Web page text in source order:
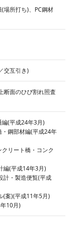
場所打ち)、PC鋼材
交互引き)
断面のひび割れ照査
(平成24年3月)
鋼部材編(平成24年
リート橋・コンク
編(平成14年3月)
計・製造便覧(平成
(案)(平成11年5月)
10月)